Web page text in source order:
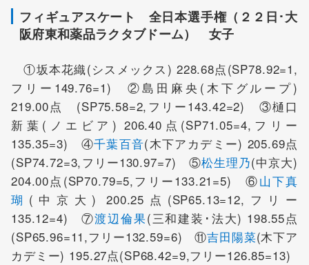
フィギュアスケート 全日本選手権（２２日･大
阪府東和薬品ラクタブドーム） 女子
①坂本花織(シスメックス) 228.68点(SP78.92=1,
フリー149.76=1) ②島田麻央(木下グループ)
219.00点 (SP75.58=2,フリー143.42=2) ③樋口
新葉(ノエビア) 206.40点(SP71.05=4,フリー
135.35=3) ④千葉百音(木下アカデミー) 205.69点
(SP74.72=3,フリー130.97=7) ⑤松生理乃(中京大)
204.00点(SP70.79=5,フリー133.21=5) ⑥山下真
瑚 (中京大) 200.25点(SP65.13=12,フリー
135.12=4) ⑦渡辺倫果(三和建装･法大) 198.55点
(SP65.96=11,フリー132.59=6) ⑪吉田陽菜(木下ア
カデミー) 195.27点(SP68.42=9,フリー126.85=13)